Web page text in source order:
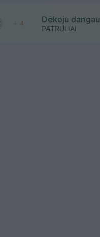
4 Dėkoju dangau
PATRULIAI